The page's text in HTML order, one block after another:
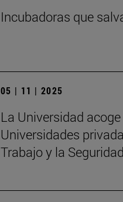
Incubadoras que
05 | 11 | 2025
La Universidad
Universidades
Trabajo y la